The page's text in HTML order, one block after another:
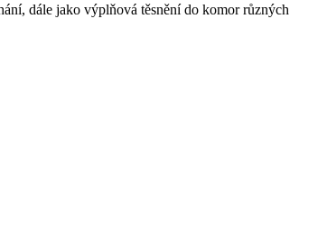
dále jako výplňová těsnění do komor různých